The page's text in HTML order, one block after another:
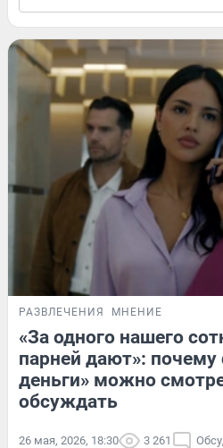
РАЗВЛЕЧЕНИЯ МНЕНИЕ
«За одного нашего
парней дают»:
деньги» можно
обсуждать
26 мая, 2026, 18:30 3 261